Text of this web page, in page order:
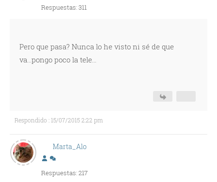
Respuestas: 311
Pero que pasa? Nunca lo he visto ni sé de que
va...pongo poco la tele...
Respondido : 15/07/2015 2:22 pm
Marta_Alo
Respuestas: 217